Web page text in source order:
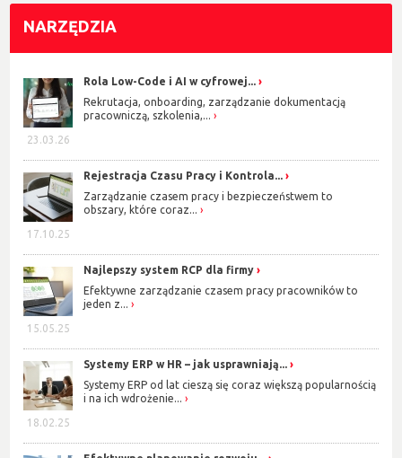
NARZĘDZIA
23.03.26
Rola Low-Code i AI w cyfrowej...
Rekrutacja, onboarding, zarządzanie dokumentacją
pracowniczą, szkolenia,...
17.10.25
Rejestracja Czasu Pracy i Kontrola...
Zarządzanie czasem pracy i bezpieczeństwem to
obszary, które coraz...
15.05.25
Najlepszy system RCP dla firmy
Efektywne zarządzanie czasem pracy pracowników to
jeden z...
18.02.25
Systemy ERP w HR – jak usprawniają...
Systemy ERP od lat cieszą się coraz większą popularnością
i na ich wdrożenie...